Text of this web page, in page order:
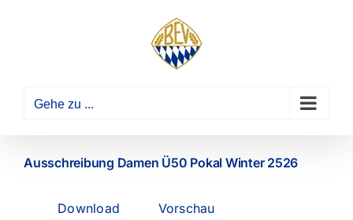
Gehe zu ...
Ausschreibung Damen Ü50 Pokal Winter 2526
Download Vorschau